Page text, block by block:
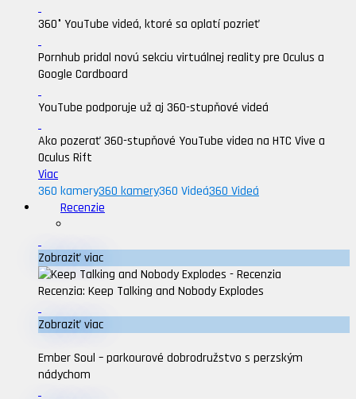
360° YouTube videá, ktoré sa oplatí pozrieť
Pornhub pridal novú sekciu virtuálnej reality pre Oculus a
Google Cardboard
YouTube podporuje už aj 360-stupňové videá
Ako pozerať 360-stupňové YouTube videa na HTC Vive a
Oculus Rift
Viac
360 kamery360 kamery360 Videá360 Videá
Recenzie
Zobraziť viac
Recenzia: Keep Talking and Nobody Explodes
Zobraziť viac
Ember Soul – parkourové dobrodružstvo s perzským
nádychom